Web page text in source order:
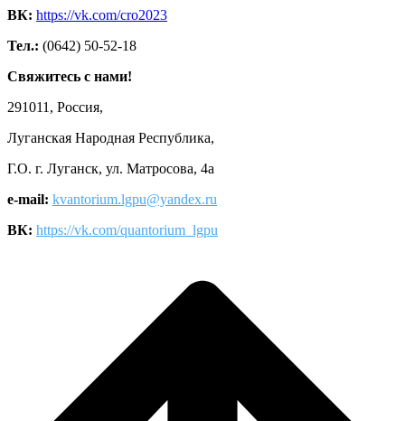
ВК: https://vk.com/cro2023
Тел.: (0642) 50-52-18
Свяжитесь с нами!
291011, Россия,
Луганская Народная Республика,
Г.О. г. Луганск, ул. Матросова, 4а
e-mail: kvantorium.lgpu@yandex.ru
ВК: https://vk.com/quantorium_lgpu